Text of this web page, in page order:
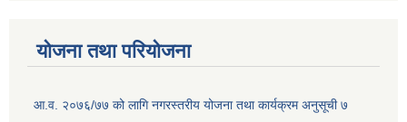
योजना तथा परियोजना
आ.व. २०७६/७७ को लागि नगरस्तरीय योजना तथा कार्यक्रम अनुसूची ७